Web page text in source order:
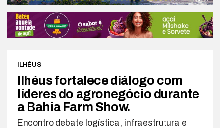
ILHÉUS
Ilhéus fortalece diálogo com
líderes do agronegócio durante
a Bahia Farm Show.
Encontro debate logística, infraestrutura e